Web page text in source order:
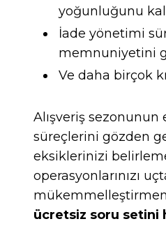
yoğunluğunu
İade yönetimi
memnuniyetini
Ve daha birçok
Alışveriş sezonunun
süreçlerini gözden
eksiklerinizi
operasyonlarınızı
ücretsiz soru setini